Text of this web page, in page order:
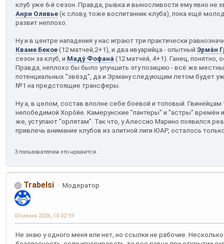
клуб уже 6-й сезон. Правда, рывка и выносливости ему явно не
Анри Оливье (к слову, тоже воспитанник клуба), пока ещё
развит неплохо.
Ну и в центре нападения у нас играют три практически
Кваме Бекое (12 матчей,2+1), и два ивуарийца - опытный Эрма́н
сезон за клуб, и Маду́ Фофана́ (12 матчей, 4+1). Ганец, понятно,
Правда, неплохо бы было улучшить эту позицию - всё же
потенциальных "звёзд", да и Эрману следующим летом будет
№1 на предстоящие трансферы.
Ну а, в целом, состав вполне себе боевой и топовый.
непобедимой Хоро́йе. Камерунские "пантеры" и "астры" времён
же, уступают "орлятам". Так что, у Алессио Марино появился
привлечь внимание клубов из элитной лиги ЮАР, осталось
3 пользователям это нравится.
Trabelsi Модератор
03 июня 2026, 14:02:59
Не знаю у одного меня или нет, но ссылки не рабочие.